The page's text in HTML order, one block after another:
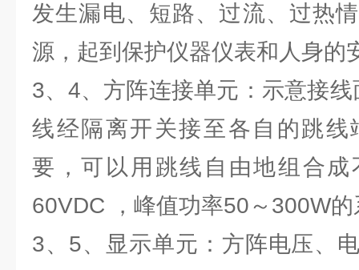
发生漏电、短路、过流、过热
源，起到保护仪器仪表和人身的
3、4、方阵连接单元：示意接
线经隔离开关接至各自的跳线
要，可以用跳线自由地组合
60VDC ，峰值功率50～300W
3、5、显示单元：方阵电压、